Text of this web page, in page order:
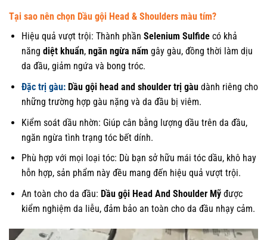
Tại sao nên chọn Dầu gội Head & Shoulders màu tím?
Hiệu quả vượt trội: Thành phần Selenium Sulfidecó khả
năng diệt khuẩn, ngăn ngừa nấm gây gàu, đồng thời làm dịu
da đầu, giảm ngứa và bong tróc.
Đặc trị gàu: Dầu gội head and shoulder trị gàu dành riêng cho
những trường hợp gàu nặng và da đầu bị viêm.
Kiểm soát dầu nhờn: Giúp cân bằng lượng dầu trên da đầu,
ngăn ngừa tình trạng tóc bết dính.
Phù hợp với mọi loại tóc: Dù bạn sở hữu mái tóc dầu, khô hay
hỗn hợp, sản phẩm này đều mang đến hiệu quả vượt trội.
An toàn cho da đầu: Dầu gội Head And Shoulder Mỹđược
kiểm nghiệm da liễu, đảm bảo an toàn cho da đầu nhạy cảm.